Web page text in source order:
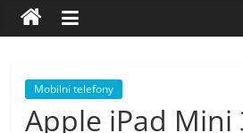
nejlepší
elektronika
Mobilní telefony
Apple iPad Mini